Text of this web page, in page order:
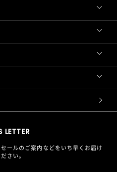
LETTER
ールのご案内などをいち早くお届け
さい。